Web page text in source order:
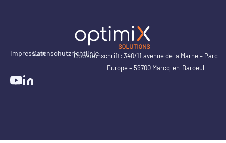
ImpressumDatenschutzrichtlinie
CookieAnschrift: 340/11 avenue de la Marne – Parc
Europe – 59700 Marcq-en-Baroeul